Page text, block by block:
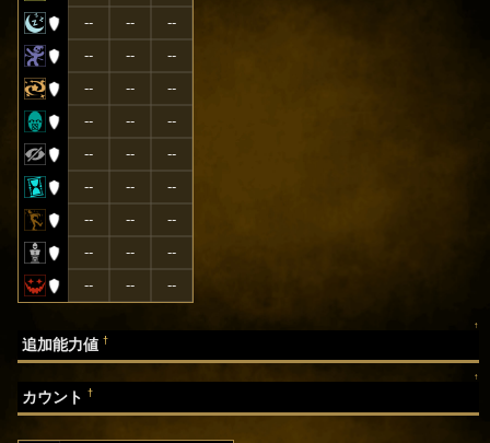
--
--
--
--
--
--
--
--
--
--
--
--
--
--
--
--
--
--
--
--
--
--
--
--
--
-- --
↑
追加能力値†
↑
カウント†